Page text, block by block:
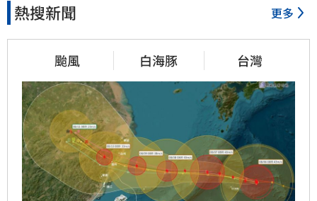
熱搜新聞 更多
颱風 白海豚 台灣